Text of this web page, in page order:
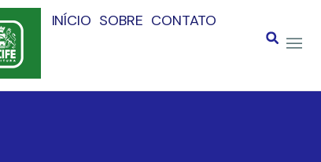
INÍCIO SOBRE CONTATO